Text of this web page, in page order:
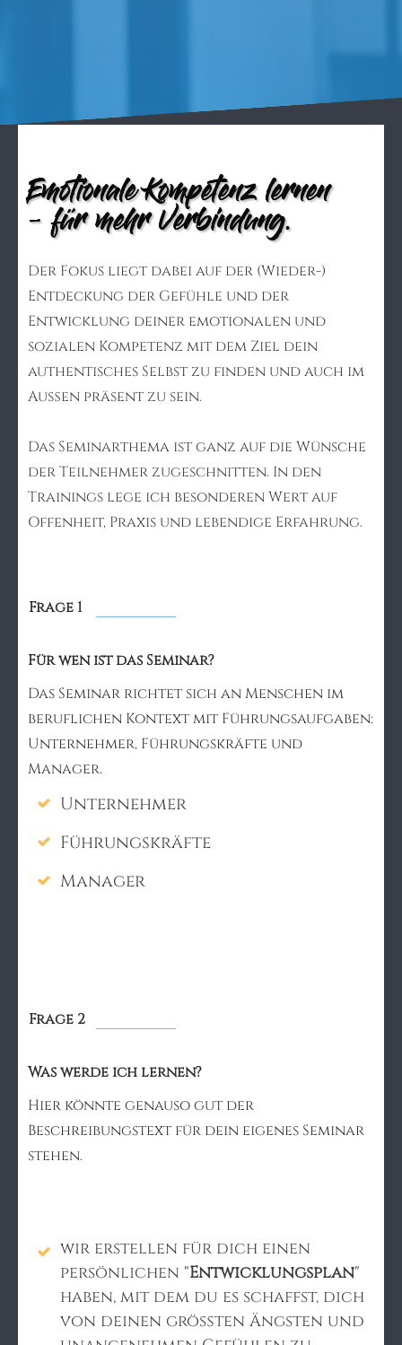
Emotionale Kompetenz lernen
– für mehr Verbindung.
Der Fokus liegt dabei auf der (Wieder-)
Entdeckung der Gefühle und der
Entwicklung deiner emotionalen und
sozialen Kompetenz mit dem Ziel dein
authentisches Selbst zu finden und auch im
Außen präsent zu sein.
Das Seminarthema ist ganz auf die Wünsche
der Teilnehmer zugeschnitten. In den
Trainings lege ich besonderen Wert auf
Offenheit, Praxis und lebendige Erfahrung.
Frage 1
Für wen ist das Seminar?
Das Seminar richtet sich an Menschen im
beruflichen Kontext mit Führungsaufgaben:
Unternehmer, Führungskräfte und
Manager.
Unternehmer
Führungskräfte
Manager
Frage 2
Was werde ich lernen?
Hier könnte genauso gut der
Beschreibungstext für dein eigenes Seminar
stehen.
wir erstellen für dich einen
persönlichen "Entwicklungsplan"
haben, mit dem du es schaffst, dich
von deinen größten Ängsten und